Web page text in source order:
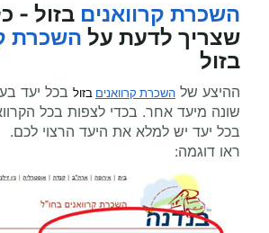
השכרת קרוואנים בזול -
שצריך לדעת על השכרת
בזול
ההיצע של השכרת קרוואנים בזול בכל יעד
שונה מיעד אחר. בכדי לצפות בכל
בכל יעד יש למלא את היעד הרצוי לכם.
ראו דוגמה: